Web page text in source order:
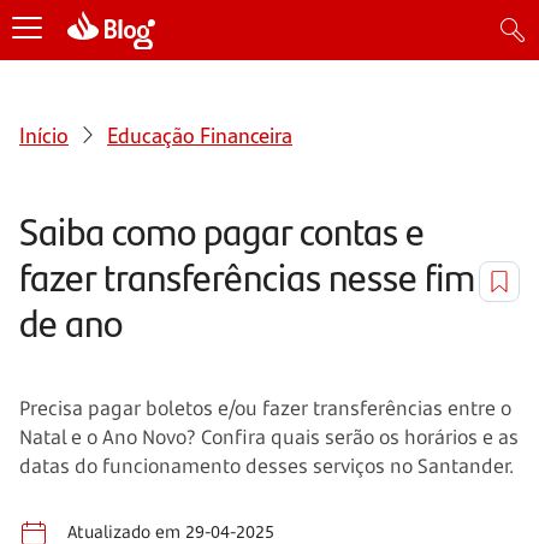
Início Educação Financeira
Saiba como pagar contas e
fazer transferências nesse fim
de ano
Precisa pagar boletos e/ou fazer transferências entre o
Natal e o Ano Novo? Confira quais serão os horários e as
datas do funcionamento desses serviços no Santander.
Atualizado em 29-04-2025